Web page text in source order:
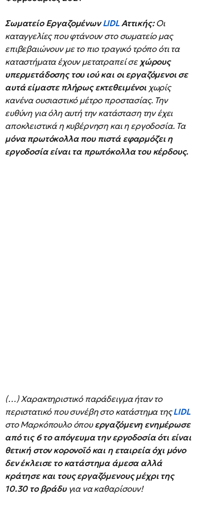
Σωματείο ΕργαζομένωνLIDLΑττικής:Οι
καταγγελίες που φτάνουν στο σωματείο μας
επιβεβαιώνουν με το πιο τραγικό τρόπο ότι τα
καταστήματα έχουν μετατραπεί σε χώρους
υπερμετάδοσης του ιού και οι εργαζόμενοι σε
αυτά είμαστε πλήρως εκτεθειμένοι χωρίς
κανένα ουσιαστικό μέτρο προστασίας. Την
ευθύνη για όλη αυτή την κατάσταση την έχει
αποκλειστικά η κυβέρνηση και η εργοδοσία. Τα
μόνα πρωτόκολλα που πιστά εφαρμόζει η
εργοδοσία είναι τα πρωτόκολλα του κέρδους.
(…) Χαρακτηριστικό παράδειγμα ήταν το
περιστατικό που συνέβη στο κατάστημα τηςLIDL
στο Μαρκόπουλο όπουεργαζόμενη ενημέρωσε
από τις 6 το απόγευμα την εργοδοσία ότι είναι
θετική στον κορονοϊό και η εταιρεία όχι μόνο
δεν έκλεισε το κατάστημα άμεσα αλλά
κράτησε και τους εργαζόμενους μέχρι της
10.30 το βράδυ για να καθαρίσουν!